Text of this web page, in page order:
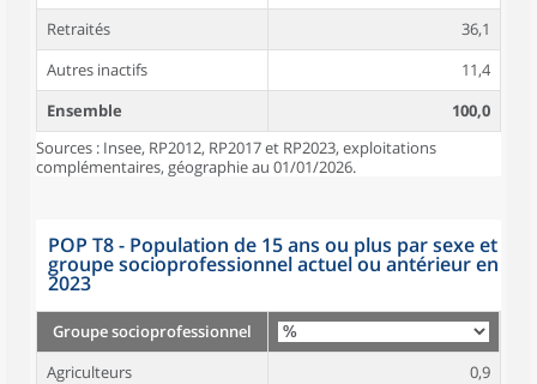
Retraités
36,1
Autres inactifs
11,4
Ensemble
100,0
Sources : Insee, RP2012, RP2017 et RP2023, exploitations
complémentaires, géographie au 01/01/2026.
POP T8 - Population de 15 ans ou plus par sexe et
groupe socioprofessionnel actuel ou antérieur en
2023
Groupe socioprofessionnel
Agriculteurs
0,9